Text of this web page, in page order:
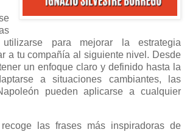
para mejorar la estrategia
a tu compañía al siguiente nivel. Desde
un enfoque claro y definido hasta la
a situaciones cambiantes, las
pueden aplicarse a cualquier
recoge las frases más inspiradoras de